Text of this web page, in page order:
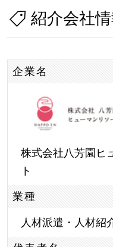
紹介会社
企業名
株式会社八芳園ヒ
ト
業種
人材派遣・人材紹